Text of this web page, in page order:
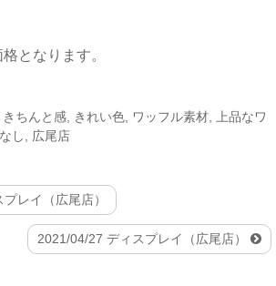
となります。
きちんと感 きれい色 ワッフル素材
上品なワ
し 広尾店
レイ（広尾店）
2021/04/27 ディスプレイ（広尾店）